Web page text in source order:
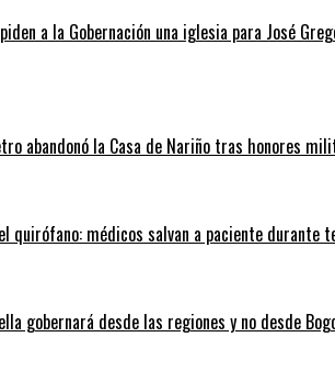
a la Gobernación una iglesia para José
abandonó la Casa de Nariño tras honores
quirófano: médicos salvan a paciente durante
gobernará desde las regiones y no desde